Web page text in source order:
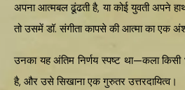
अपना आत्मबल ढूंढती है, या कोई युवती अपने
तो उसमें डॉ. संगीता कापसे की आत्मा का एक
उनका यह अंतिम निर्णय स्पष्ट था—कला किसी
है, और उसे सिखाना एक गुरुतर उत्तरदायित्व।